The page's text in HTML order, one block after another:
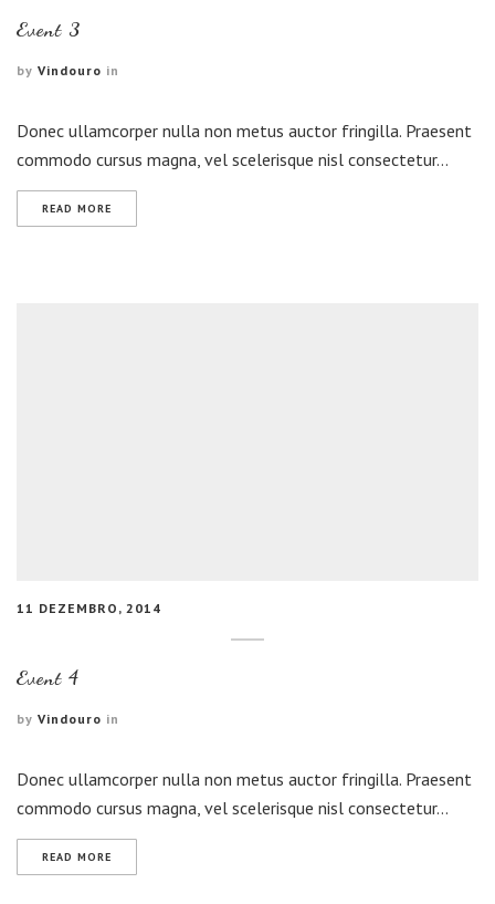
Event 3
by Vindouro in
Donec ullamcorper nulla non metus auctor fringilla. Praesent
commodo cursus magna, vel scelerisque nisl consectetur…
READ MORE
11 DEZEMBRO, 2014
Event 4
by Vindouro in
Donec ullamcorper nulla non metus auctor fringilla. Praesent
commodo cursus magna, vel scelerisque nisl consectetur…
READ MORE